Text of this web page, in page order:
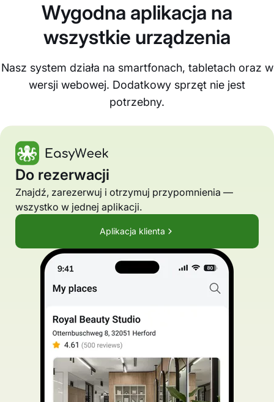
Wygodna aplikacja na
wszystkie urządzenia
Nasz system działa na smartfonach, tabletach oraz w
wersji webowej. Dodatkowy sprzęt nie jest
potrzebny.
Do rezerwacji
Znajdź, zarezerwuj i otrzymuj przypomnienia —
wszystko w jednej aplikacji.
Aplikacja klienta